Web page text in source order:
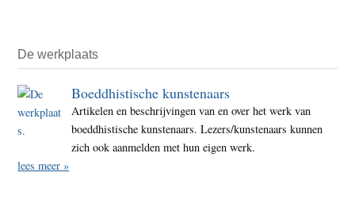
De werkplaats
Boeddhistische kunstenaars
Artikelen en beschrijvingen van en over het werk van
boeddhistische kunstenaars. Lezers/kunstenaars kunnen
zich ook aanmelden met hun eigen werk.
lees meer »